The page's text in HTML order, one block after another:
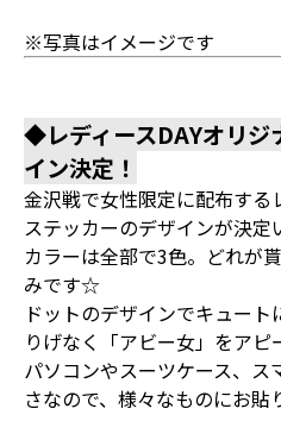
※写真はイメージです
◆レディースDAYオリ
イン決定！
金沢戦で女性限定に配布する
ステッカーのデザインが決定
カラーは全部で3色。どれが
みです☆
ドットのデザインでキュー
りげなく「アビー女」をアピ
パソコンやスーツケース、ス
さなので、様々なものにお貼